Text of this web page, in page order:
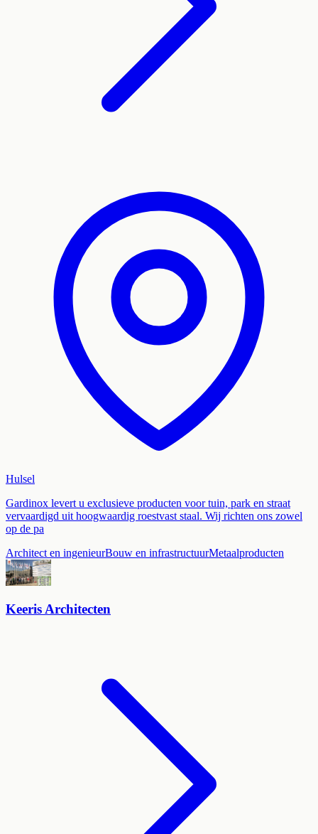
Hulsel
Gardinox levert u exclusieve producten voor tuin, park en straat
vervaardigd uit hoogwaardig roestvast staal. Wij richten ons zowel
op de pa
Architect en ingenieurBouw en infrastructuurMetaalproducten
Keeris Architecten